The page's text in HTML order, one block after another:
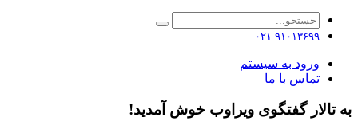
۰۲۱-۹۱۰۱۳۶۹۹
ورود به سیستم
تماس با ما
به تالار گفتگوی ویراوب خوش آمدید!